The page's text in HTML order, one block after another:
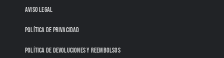
AVISO LEGAL
POLÍTICA DE PRIVACIDAD
POLÍTICA DE DEVOLUCIONES Y REEMBOLSOS